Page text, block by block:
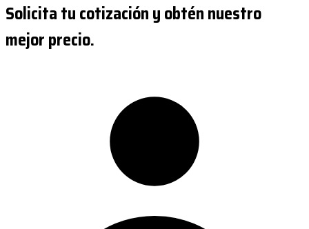
Solicita tu cotización y obtén nuestro
mejor precio.